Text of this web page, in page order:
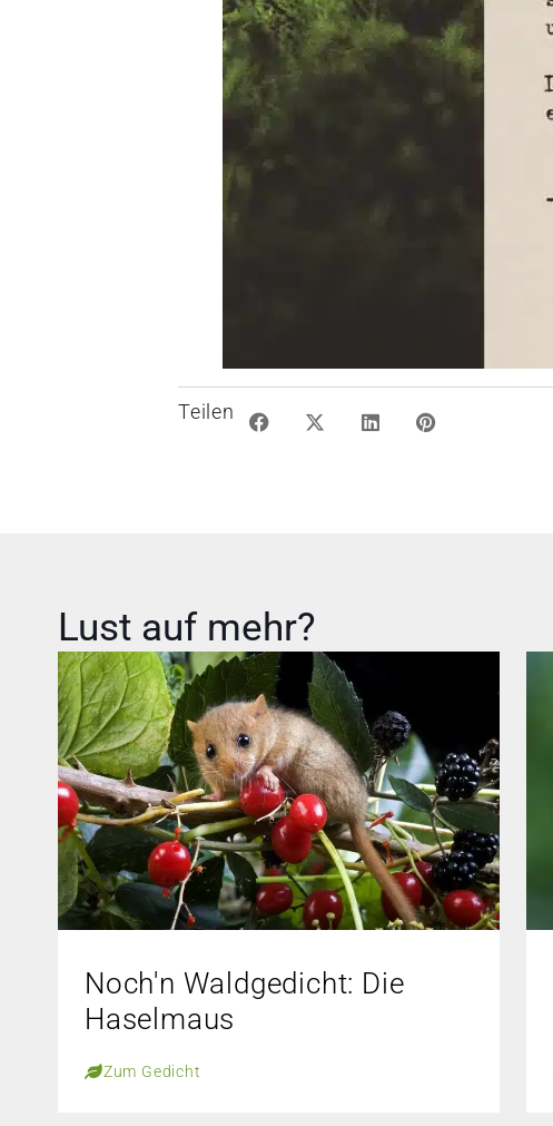
Teilen
Lust auf mehr?
Noch'n Waldgedicht: Die
Haselmaus
Zum Gedicht